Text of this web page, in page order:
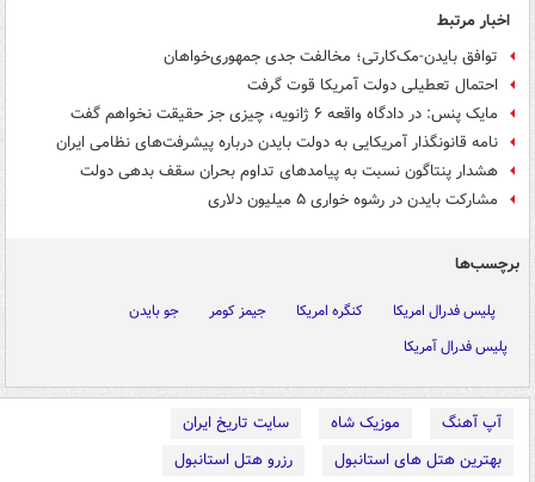
اخبار مرتبط
توافق بایدن-مک‌کارتی؛ مخالفت جدی جمهوری‌خواهان
احتمال تعطیلی دولت آمریکا قوت گرفت
مایک پنس: در دادگاه واقعه ۶ ژانویه، چیزی جز حقیقت نخواهم گفت
نامه قانونگذار آمریکایی به دولت بایدن درباره پیشرفت‌های نظامی ایران
هشدار پنتاگون نسبت به پیامدهای تداوم بحران سقف بدهی دولت
مشارکت بایدن در رشوه خواری ۵ میلیون دلاری
برچسب‌ها
پلیس فدرال امریکا کنگره امریکا جیمز کومر
جو بایدن
پلیس فدرال آمریکا
آپ آهنگ موزیک شاه
سایت تاریخ ایران
بهترین هتل های استانبول
رزرو هتل استانبول